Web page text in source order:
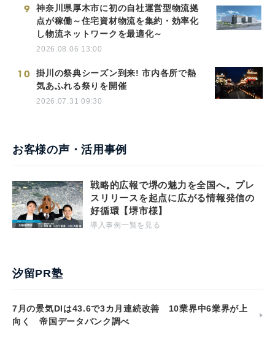
9
神奈川県厚木市に初の自社運営型物流拠
点が稼働～住宅資材物流を集約・効率化
し物流ネットワークを最適化～
2026.08.06 13:00
10
掛川の祭典シーズン到来! 市内各所で熱
気あふれる祭りを開催
2026.07.31 09:30
お客様の声・活用事例
戦略的広報で堺の魅力を全国へ。プレ
スリリースを起点に広がる情報発信の
好循環【堺市様】
導入事例一覧を見る
汐留PR塾
7月の景気DIは43.6で3カ月連続改善 10業界中6業界が上
向く 帝国データバンク調べ